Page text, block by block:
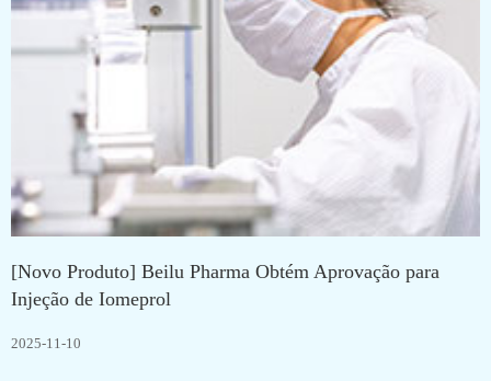
[Novo Produto] Beilu Pharma Obtém Aprovação para
Injeção de Iomeprol
2025-11-10